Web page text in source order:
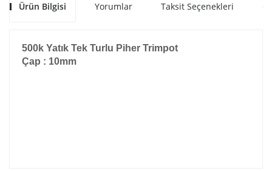
Ürün Bilgisi Yorumlar Taksit Seçenekleri
500k Yatık Tek Turlu Piher Trimpot
Çap : 10mm